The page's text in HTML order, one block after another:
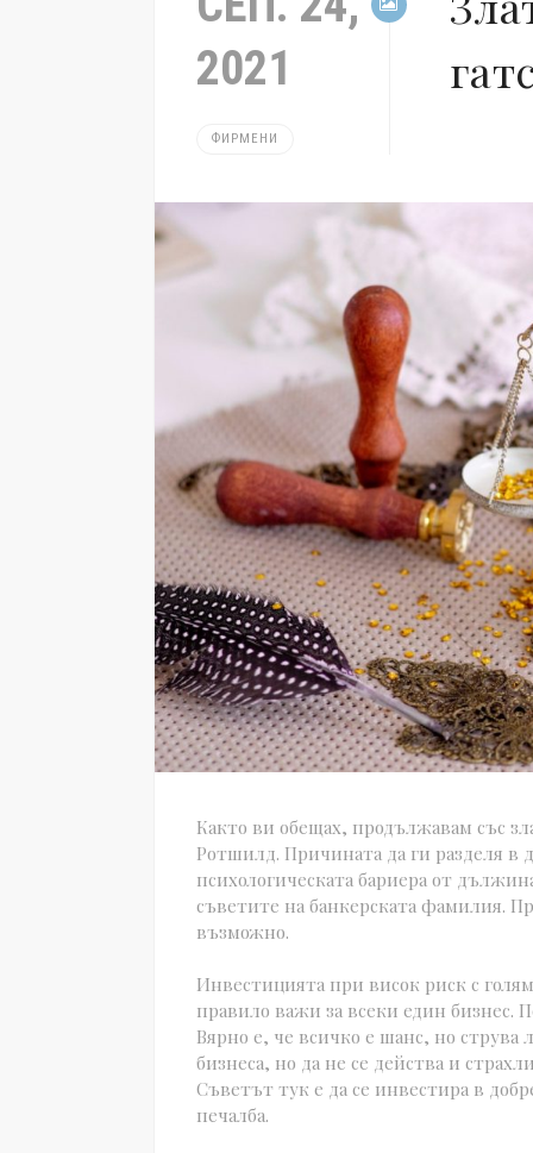
2021
ФИРМЕНИ
Както ви обещах, продължавам със
Ротшилд. Причината да ги разделя в
психологическата бариера от
съветите на банкерската фамилия.
възможно.
Инвестицията при висок риск с
правило важи за всеки един бизнес.
Вярно е, че всичко е шанс, но струва
бизнеса, но да не се действа и
Съветът тук е да се инвестира в
печалба.